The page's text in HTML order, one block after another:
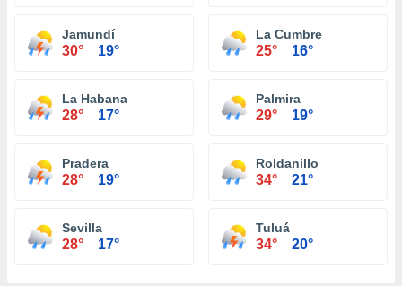
Jamundí
30° 19°
La Cumbre
25° 16°
La Habana
28° 17°
Palmira
29° 19°
Pradera
28° 19°
Roldanillo
34° 21°
Sevilla
28° 17°
Tuluá
34° 20°